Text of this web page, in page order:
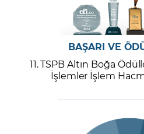
BAŞARI VE
11. TSPB Altın Boğa
İşlemler İşlem